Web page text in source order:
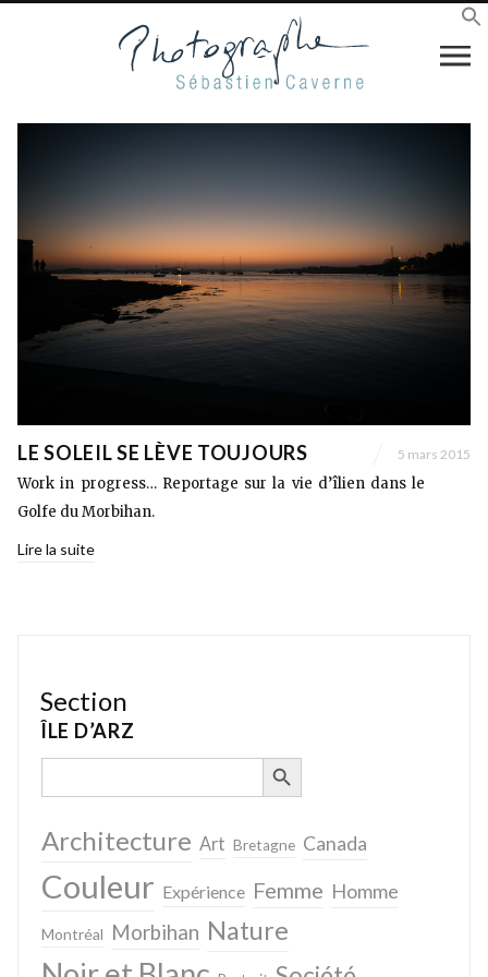
LE SOLEIL SE LÈVE TOUJOURS 5 mars 2015
Work in progress… Reportage sur la vie d’îlien dans le
Golfe du Morbihan.
Lire la suite
Section
ÎLE D’ARZ
Search
SEARCH BUTTON
Architecture Art Bretagne Canada
Couleur Expérience Femme Homme
Montréal Morbihan Nature